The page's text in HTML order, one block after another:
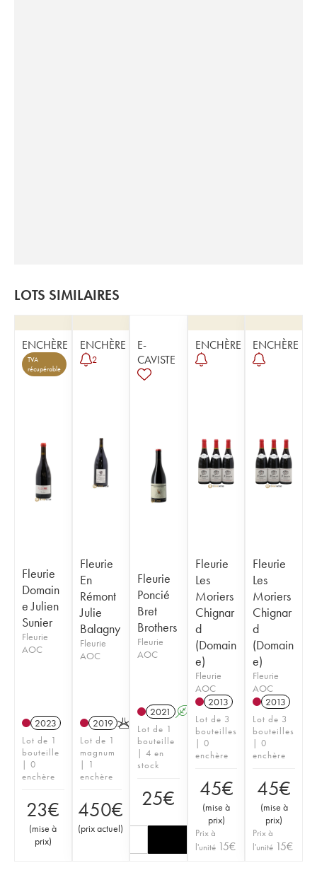
LOTS SIMILAIRES
ENCHÈRE
TVA
récupérable
Fleurie
Domain
e Julien
Sunier
Fleurie
AOC
2023
Lot de 1
bouteille
| 0
enchère
23€
(mise à
prix)
ENCHÈRE
2
Fleurie
En
Rémont
Julie
Balagny
Fleurie
AOC
2019 K
Lot de 1
magnum
| 1
enchère
450€
(prix actuel)
E-
CAVISTE
Fleurie
Poncié
Bret
Brothers
Fleurie
AOC
2021 A
Lot de 1
bouteille
| 4 en
stock
25€
ENCHÈRE
Fleurie
Les
Moriers
Chignar
d
(Domain
e)
Fleurie
AOC
2013
Lot de 3
bouteilles
| 0
enchère
45€
(mise à
prix)
Prix à
l'unité 15€
ENCHÈRE
Fleurie
Les
Moriers
Chignar
d
(Domain
e)
Fleurie
AOC
2013
Lot de 3
bouteilles
| 0
enchère
45€
(mise à
prix)
Prix à
l'unité 15€